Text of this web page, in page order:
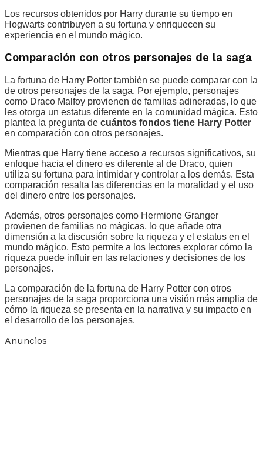
Los recursos obtenidos por Harry durante su tiempo en
Hogwarts contribuyen a su fortuna y enriquecen su
experiencia en el mundo mágico.
Comparación con otros personajes de la saga
La fortuna de Harry Potter también se puede comparar con la
de otros personajes de la saga. Por ejemplo, personajes
como Draco Malfoy provienen de familias adineradas, lo que
les otorga un estatus diferente en la comunidad mágica. Esto
plantea la pregunta de cuántos fondos tiene Harry Potter
en comparación con otros personajes.
Mientras que Harry tiene acceso a recursos significativos, su
enfoque hacia el dinero es diferente al de Draco, quien
utiliza su fortuna para intimidar y controlar a los demás. Esta
comparación resalta las diferencias en la moralidad y el uso
del dinero entre los personajes.
Además, otros personajes como Hermione Granger
provienen de familias no mágicas, lo que añade otra
dimensión a la discusión sobre la riqueza y el estatus en el
mundo mágico. Esto permite a los lectores explorar cómo la
riqueza puede influir en las relaciones y decisiones de los
personajes.
La comparación de la fortuna de Harry Potter con otros
personajes de la saga proporciona una visión más amplia de
cómo la riqueza se presenta en la narrativa y su impacto en
el desarrollo de los personajes.
Anuncios